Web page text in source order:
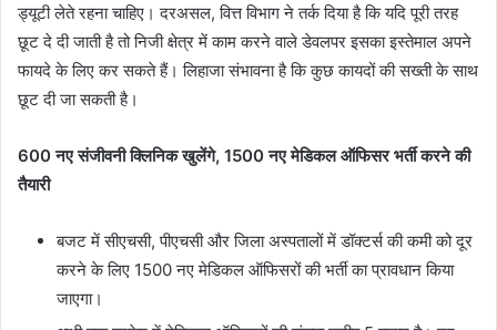
ड्यूटी लेते रहना चाहिए। दरअसल, वित्त विभाग ने तर्क दिया है कि यदि पूरी तरह
छूट दे दी जाती है तो निजी क्षेत्र में काम करने वाले डेवलपर इसका इस्तेमाल अपने
फायदे के लिए कर सकते हैं। लिहाजा संभावना है कि कुछ कायदों की सख्ती के साथ
छूट दी जा सकती है।
600 नए संजीवनी क्लिनिक खुलेंगे, 1500 नए मेडिकल ऑफिसर भर्ती करने की
तैयारी
बजट में सीएचसी, पीएचसी और जिला अस्पतालों में डॉक्टर्स की कमी को दूर
करने के लिए 1500 नए मेडिकल ऑफिसरों की भर्ती का प्रावधान किया
जाएगा।